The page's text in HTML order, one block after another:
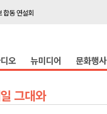
합동 연설회
' 개원
돌봄' 시행
속 '다'등급
오 뉴미디어 문화행사
그대와